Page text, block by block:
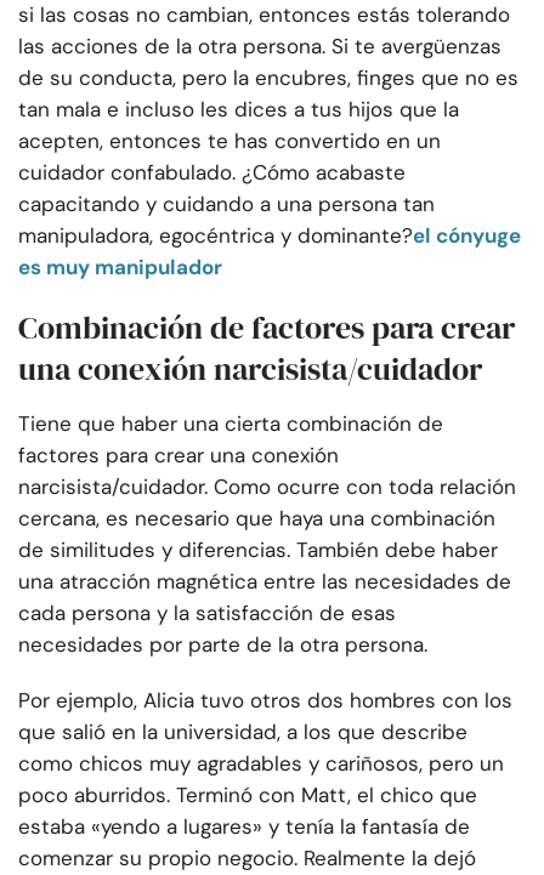
si las cosas no cambian, entonces estás tolerando
las acciones de la otra persona. Si te avergüenzas
de su conducta, pero la encubres, finges que no es
tan mala e incluso les dices a tus hijos que la
acepten, entonces te has convertido en un
cuidador confabulado. ¿Cómo acabaste
capacitando y cuidando a una persona tan
manipuladora, egocéntrica y dominante?el cónyuge
es muy manipulador
Combinación de factores para crear
una conexión narcisista/cuidador
Tiene que haber una cierta combinación de
factores para crear una conexión
narcisista/cuidador. Como ocurre con toda relación
cercana, es necesario que haya una combinación
de similitudes y diferencias. También debe haber
una atracción magnética entre las necesidades de
cada persona y la satisfacción de esas
necesidades por parte de la otra persona.
Por ejemplo, Alicia tuvo otros dos hombres con los
que salió en la universidad, a los que describe
como chicos muy agradables y cariñosos, pero un
poco aburridos. Terminó con Matt, el chico que
estaba «yendo a lugares» y tenía la fantasía de
comenzar su propio negocio. Realmente la dejó